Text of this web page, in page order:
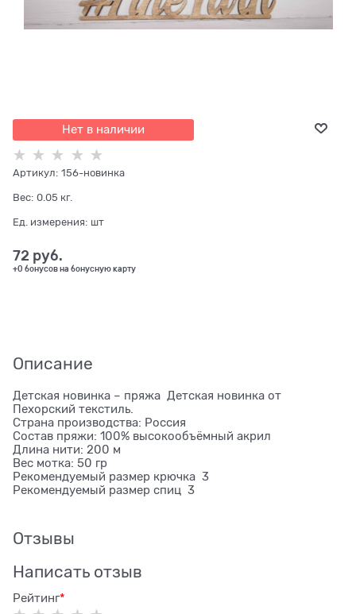
Нет в наличии
Артикул: 156-новинка
Вес: 0.05 кг.
Ед. измерения: шт
72 руб.
+0 бонусов на бонусную карту
Описание
Детская новинка – пряжа Детская новинка от
Пехорский текстиль.
Страна производства: Россия
Состав пряжи: 100% высокообъёмный акрил
Длина нити: 200 м
Вес мотка: 50 гр
Рекомендуемый размер крючка 3
Рекомендуемый размер спиц 3
Отзывы
Написать отзыв
Рейтинг